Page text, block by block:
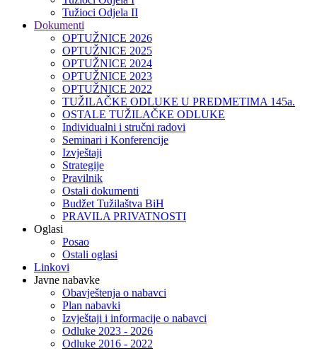
Tužioci Odjela II
Dokumenti
OPTUŽNICE 2026
OPTUŽNICE 2025
OPTUŽNICE 2024
OPTUŽNICE 2023
OPTUŽNICE 2022
TUŽILAČKE ODLUKE U PREDMETIMA 145a.
OSTALE TUŽILAČKE ODLUKE
Individualni i stručni radovi
Seminari i Konferencije
Izvještaji
Strategije
Pravilnik
Ostali dokumenti
Budžet Tužilaštva BiH
PRAVILA PRIVATNOSTI
Oglasi
Posao
Ostali oglasi
Linkovi
Javne nabavke
Obavještenja o nabavci
Plan nabavki
Izvještaji i informacije o nabavci
Odluke 2023 - 2026
Odluke 2016 - 2022